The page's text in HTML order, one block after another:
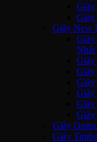
Giày
Giày
Giày New
Giày
Nhất
Giày
Giày
Giày
Giày
Giày
Giày
Giày
Giày